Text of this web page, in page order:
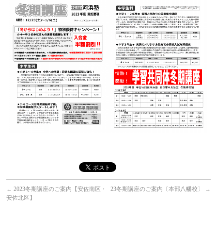
← 2023冬期講座のご案内【安佐南区・
安佐北区】
23冬期講座のご案内〔本部八幡校〕 →